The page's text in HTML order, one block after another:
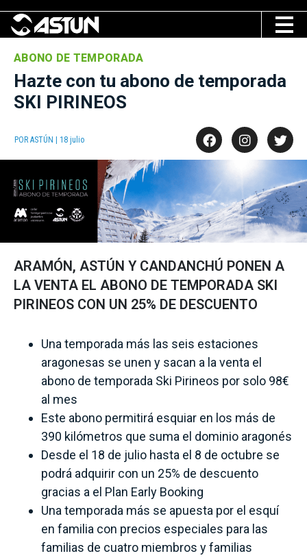
ABONO DE TEMPORADA
Hazte con tu abono de temporada
SKI PIRINEOS
POR ASTÚN | 18 julio
ARAMÓN, ASTÚN Y CANDANCHÚ PONEN A
LA VENTA EL ABONO DE TEMPORADA SKI
PIRINEOS CON UN 25% DE DESCUENTO
Una temporada más las seis estaciones
aragonesas se unen y sacan a la venta el
abono de temporada Ski Pirineos por solo 98€
al mes
Este abono permitirá esquiar en los más de
390 kilómetros que suma el dominio aragonés
Desde el 18 de julio hasta el 8 de octubre se
podrá adquirir con un 25% de descuento
gracias a el Plan Early Booking
Una temporada más se apuesta por el esquí
en familia con precios especiales para las
familias de cuatro miembros y familias